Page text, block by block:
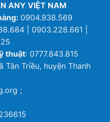
ANY VIỆT NAM
0904.938.569
| 0903.228.661 |
thuật: 0777.843.815
Tân Triều, huyện Thanh
;